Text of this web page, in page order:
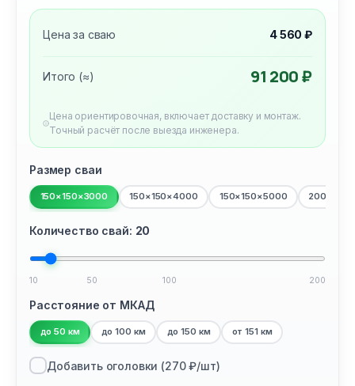
Размер сваи
150×150×3000 150×150×4000 150×150×5000
Количество свай: 20
10 50 100 200
Расстояние от МКАД
до 50 км до 100 км до 150 км от 151 км
Добавить оголовки (270₽/шт)
Цена за сваю 4 560 ₽
Итого (≈) 91 200 ₽
Цена ориентировочная, включает доставку и монтаж.
Точный расчёт после выезда инженера.